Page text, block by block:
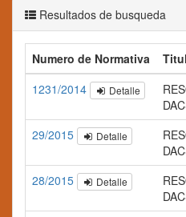
Resultados de busqueda
Numero de Normativa
1231/2014
Detalle
29/2015
Detalle
28/2015
Detalle